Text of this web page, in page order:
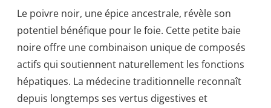
Le poivre noir, une épice ancestrale, révèle son
potentiel bénéfique pour le foie. Cette petite baie
noire offre une combinaison unique de composés
actifs qui soutiennent naturellement les fonctions
hépatiques. La médecine traditionnelle reconnaît
depuis longtemps ses vertus digestives et